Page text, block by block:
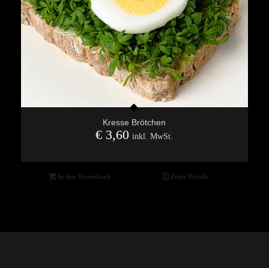
Kresse Brötchen
€ 3,60 inkl. MwSt.
In den Warenkorb Zeige Details